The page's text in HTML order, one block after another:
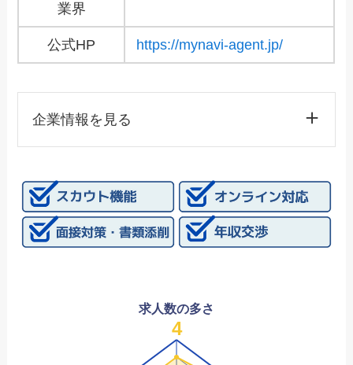
業界
公式HP https://mynavi-agent.jp/
企業情報を見る
求人数の多さ
4